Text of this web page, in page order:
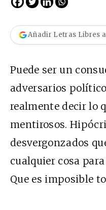
Añadir Letras Libres
Puede ser un
adversarios
realmente decir lo
mentirosos.
desvergonzados
cualquier cosa
Que es imposible